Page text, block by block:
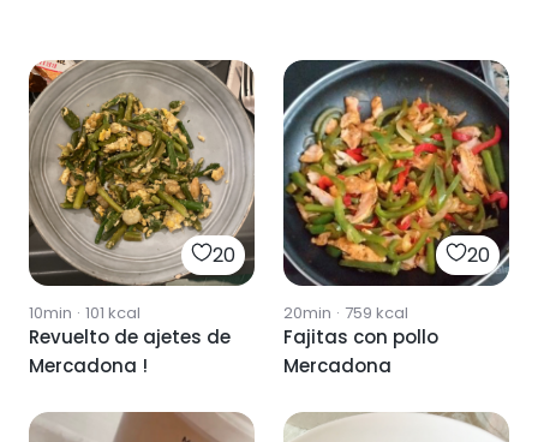
20
10min · 101 kcal
Revuelto de ajetes de
Mercadona !
20
20min · 759 kcal
Fajitas con pollo
Mercadona